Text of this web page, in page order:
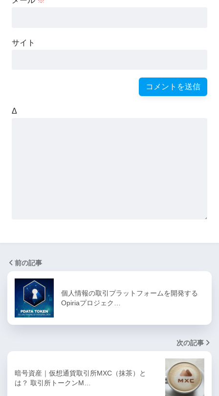
サイト
Δ
前の記事
個人情報の取引プラットフォームを開発する
Opiriaプロジェク…
次の記事
暗号資産｜仮想通貨取引所MXC（抹茶）と
は？ 取引所トークンM…